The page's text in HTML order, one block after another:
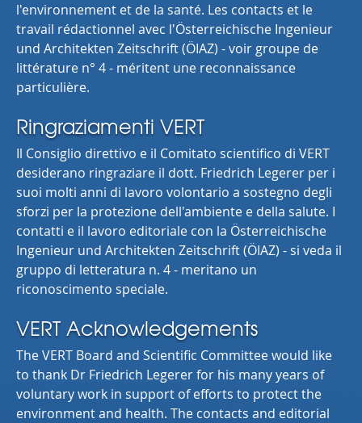
l'environnement et de la santé. Les contacts et le
travail rédactionnel avec l'Österreichische Ingenieur
und Architekten Zeitschrift (ÖIAZ) - voir groupe de
littérature n° 4 - méritent une reconnaissance
particulière.
Ringraziamenti VERT
Il Consiglio direttivo e il Comitato scientifico di VERT
desiderano ringraziare il dott. Friedrich Legerer per i
suoi molti anni di lavoro volontario a sostegno degli
sforzi per la protezione dell'ambiente e della salute. I
contatti e il lavoro editoriale con la Österreichische
Ingenieur und Architekten Zeitschrift (ÖIAZ) - si veda il
gruppo di letteratura n. 4 - meritano un
riconoscimento speciale.
VERT Acknowledgements
The VERT Board and Scientific Committee would like
to thank Dr Friedrich Legerer for his many years of
voluntary work in support of efforts to protect the
environment and health. The contacts and editorial